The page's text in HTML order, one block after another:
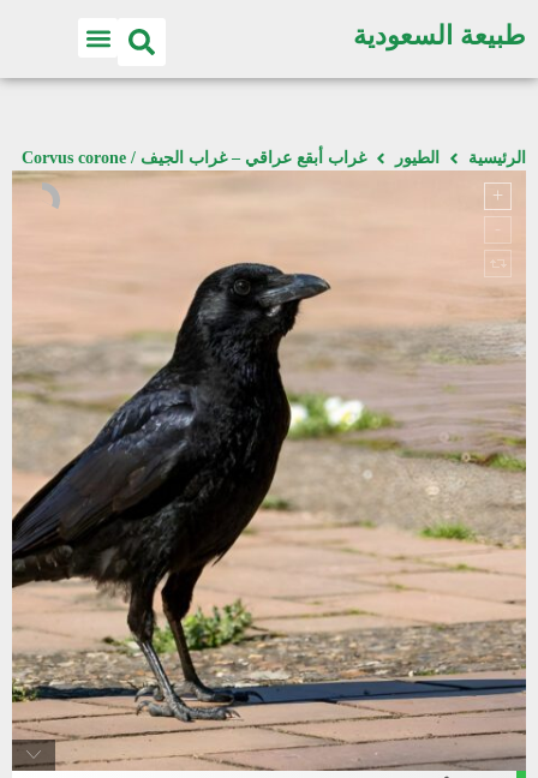
طبيعة السعودية
الرئيسية الطيور غراب أبقع عراقي – غراب الجيف / Corvus corone